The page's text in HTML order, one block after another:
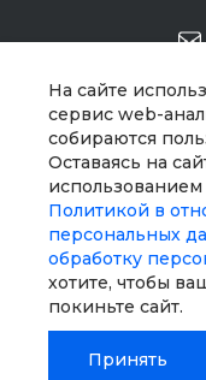
На сайте
сервис web-
собираются
Оставаясь на
Политикой в
персональных
обработку
хотите, чтобы
покиньте сайт.
Принять
г.